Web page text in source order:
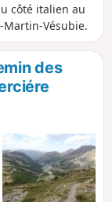
côté italien au
Martin-Vésubie.
des